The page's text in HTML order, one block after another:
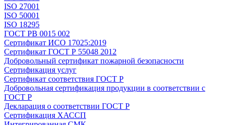
ISO 27001
ISO 50001
ISO 18295
ГОСТ РВ 0015 002
Сертификат ИСО 17025:2019
Сертификат ГОСТ Р 55048 2012
Добровольный сертификат пожарной безопасности
Сертификация услуг
Сертификат соответствия ГОСТ Р
Добровольная сертификация продукции в соответствии с
ГОСТ Р
Декларация о соответствии ГОСТ Р
Сертификация ХАССП